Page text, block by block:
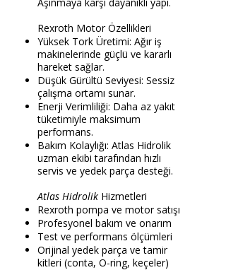
Rexroth Motor Özellikleri
Yüksek Tork Üretimi: Ağır iş
makinelerinde güçlü ve kararlı
hareket sağlar.
Düşük Gürültü Seviyesi: Sessiz
çalışma ortamı sunar.
Enerji Verimliliği: Daha az yakıt
tüketimiyle maksimum
performans.
Bakım Kolaylığı: Atlas Hidrolik
uzman ekibi tarafından hızlı
servis ve yedek parça desteği.
Atlas Hidrolik Hizmetleri
Rexroth pompa ve motor satışı
Profesyonel bakım ve onarım
Test ve performans ölçümleri
Orijinal yedek parça ve tamir
kitleri (conta, O-ring, keçeler)